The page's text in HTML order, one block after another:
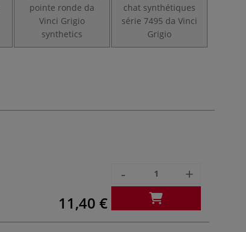
pointe ronde da
Vinci Grigio
synthetics
chat synthétiques
série 7495 da Vinci
Grigio
11,40 €
- +